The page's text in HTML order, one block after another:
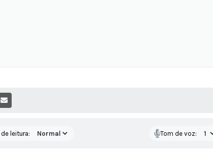
MÍDIAS
leitura: Tom de voz: